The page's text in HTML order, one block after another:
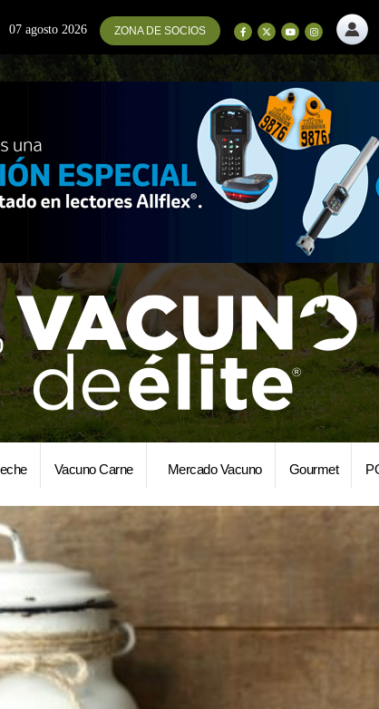
07 agosto 2026 ZONA DE SOCIOS
Vacuno Carne Mercado Vacuno Gourmet